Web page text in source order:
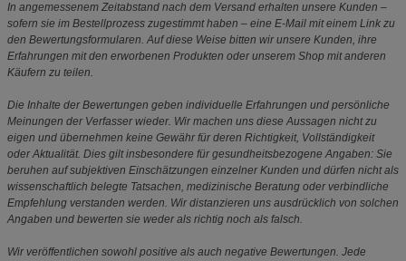
In angemessenem Zeitabstand nach dem Versand erhalten unsere Kunden –
sofern sie im Bestellprozess zugestimmt haben – eine E-Mail mit einem Link zu
den Bewertungsformularen. Auf diese Weise bitten wir unsere Kunden, ihre
Erfahrungen mit den erworbenen Produkten oder unserem Shop mit anderen
Käufern zu teilen.
Die Inhalte der Bewertungen geben individuelle Erfahrungen und persönliche
Meinungen der Verfasser wieder. Wir machen uns diese Aussagen nicht zu
eigen und übernehmen keine Gewähr für deren Richtigkeit, Vollständigkeit
oder Aktualität. Dies gilt insbesondere für gesundheitsbezogene Angaben: Sie
beruhen auf subjektiven Einschätzungen einzelner Kunden und dürfen nicht als
wissenschaftlich belegte Tatsachen, medizinische Beratung oder verbindliche
Empfehlung verstanden werden. Wir distanzieren uns ausdrücklich von solchen
Angaben und bewerten sie weder als richtig noch als falsch.
Wir veröffentlichen sowohl positive als auch negative Bewertungen. Jede